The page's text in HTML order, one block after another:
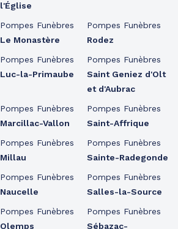
l'Église
Pompes Funèbres
Le Monastère
Pompes Funèbres
Luc-la-Primaube
Pompes Funèbres
Marcillac-Vallon
Pompes Funèbres
Millau
Pompes Funèbres
Naucelle
Pompes Funèbres
Olemps
Pompes Funèbres
Rodez
Pompes Funèbres
Saint Geniez d'Olt
et d'Aubrac
Pompes Funèbres
Saint-Affrique
Pompes Funèbres
Sainte-Radegonde
Pompes Funèbres
Salles-la-Source
Pompes Funèbres
Sébazac-